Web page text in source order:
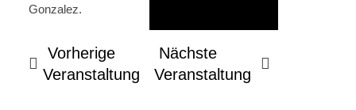
Gonzalez.
Vorherige
Veranstaltung
Nächste
Veranstaltung